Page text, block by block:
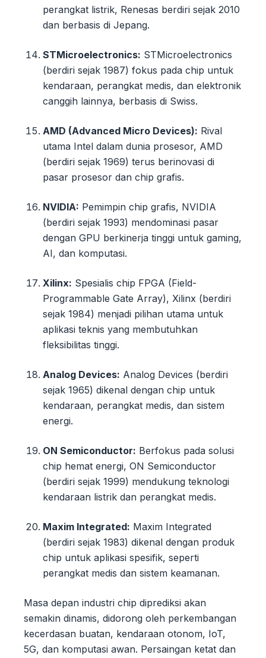
perangkat listrik, Renesas berdiri sejak 2010
dan berbasis di Jepang.
STMicroelectronics: STMicroelectronics
(berdiri sejak 1987) fokus pada chip untuk
kendaraan, perangkat medis, dan elektronik
canggih lainnya, berbasis di Swiss.
AMD (Advanced Micro Devices): Rival
utama Intel dalam dunia prosesor, AMD
(berdiri sejak 1969) terus berinovasi di
pasar prosesor dan chip grafis.
NVIDIA: Pemimpin chip grafis, NVIDIA
(berdiri sejak 1993) mendominasi pasar
dengan GPU berkinerja tinggi untuk gaming,
AI, dan komputasi.
Xilinx: Spesialis chip FPGA (Field-
Programmable Gate Array), Xilinx (berdiri
sejak 1984) menjadi pilihan utama untuk
aplikasi teknis yang membutuhkan
fleksibilitas tinggi.
Analog Devices: Analog Devices (berdiri
sejak 1965) dikenal dengan chip untuk
kendaraan, perangkat medis, dan sistem
energi.
ON Semiconductor: Berfokus pada solusi
chip hemat energi, ON Semiconductor
(berdiri sejak 1999) mendukung teknologi
kendaraan listrik dan perangkat medis.
Maxim Integrated: Maxim Integrated
(berdiri sejak 1983) dikenal dengan produk
chip untuk aplikasi spesifik, seperti
perangkat medis dan sistem keamanan.
Masa depan industri chip diprediksi akan
semakin dinamis, didorong oleh perkembangan
kecerdasan buatan, kendaraan otonom, IoT,
5G, dan komputasi awan. Persaingan ketat dan